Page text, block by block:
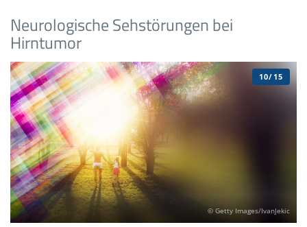
Neurologische Sehstörungen bei
Hirntumor
© Getty Images/IvanJekic
10/15